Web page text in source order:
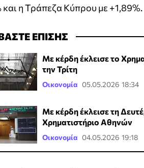
η Τράπεζα Κύπρου με +1,89%.
ΕΠΙΣΗΣ
Με κέρδη έκλεισε το
την Τρίτη
Οικονομία 05.05.2026 18:34
Με κέρδη έκλεισε τη
Χρηματιστήριο Αθηνών
Οικονομία 04.05.2026 19:18